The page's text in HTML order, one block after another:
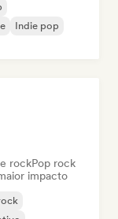
Indie pop
rockPop rock
impacto